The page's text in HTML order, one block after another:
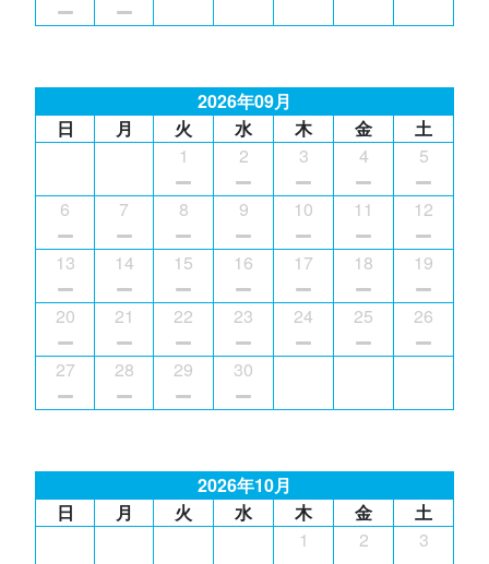
2026年09月
日
月 火 水 木 金
土
1
2 3 4 5
6 7 8 9 10 11 12
13 14 15 16 17 18 19
20 21 22 23 24 25 26
27 28 29 30
2026年10月
日
月 火 水 木 金
土
1
2 3